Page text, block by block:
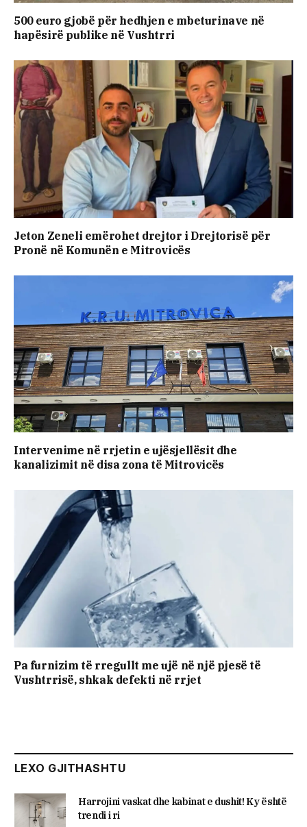
500 euro gjobë për hedhjen e mbeturinave në
hapësirë publike në Vushtrri
Jeton Zeneli emërohet drejtor i Drejtorisë për
Pronë në Komunën e Mitrovicës
Intervenime në rrjetin e ujësjellësit dhe
kanalizimit në disa zona të Mitrovicës
Pa furnizim të rregullt me ujë në një pjesë të
Vushtrrisë, shkak defekti në rrjet
LEXO GJITHASHTU
Harrojini vaskat dhe kabinat e dushit! Ky është
trendi i ri